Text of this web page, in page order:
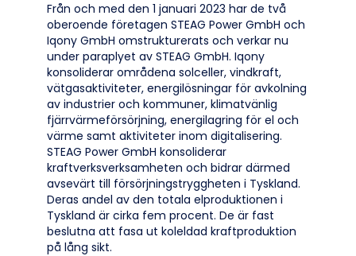
Från och med den 1 januari 2023 har de två
oberoende företagen STEAG Power GmbH och
Iqony GmbH omstrukturerats och verkar nu
under paraplyet av STEAG GmbH. Iqony
konsoliderar områdena solceller, vindkraft,
vätgasaktiviteter, energilösningar för avkolning
av industrier och kommuner, klimatvänlig
fjärrvärmeförsörjning, energilagring för el och
värme samt aktiviteter inom digitalisering.
STEAG Power GmbH konsoliderar
kraftverksverksamheten och bidrar därmed
avsevärt till försörjningstryggheten i Tyskland.
Deras andel av den totala elproduktionen i
Tyskland är cirka fem procent. De är fast
beslutna att fasa ut koleldad kraftproduktion
på lång sikt.